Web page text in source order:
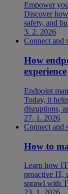
Empower
Discover
safety, and
3. 2. 2026
Connect and
How
experience
Endpoint
Today, it
disruptions,
27. 1. 2026
Connect and
How to
Learn how
proactive IT,
sprawl with